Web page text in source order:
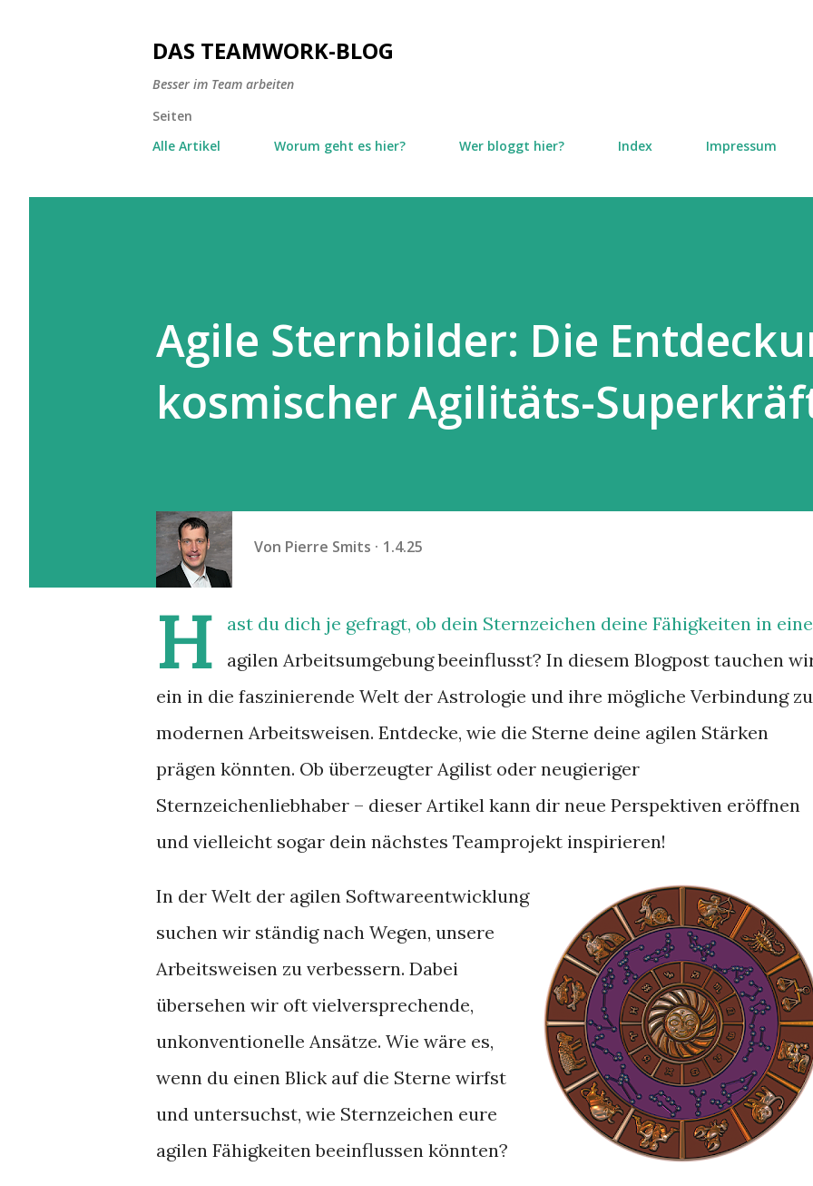
DAS TEAMWORK-BLOG
Besser im Team arbeiten
Seiten
Alle Artikel
Worum geht es hier? Wer bloggt hier? Index Impressum
Agile Sternbilder: Die
kosmischer Agilitäts-
Von Pierre Smits 1.4.25
H
ast du dich je gefragt, ob dein Sternzeichen deine Fähigkeiten in
agilen Arbeitsumgebung beeinflusst? In diesem Blogpost tauchen
ein in die faszinierende Welt der Astrologie und ihre mögliche Verbindung zu
modernen Arbeitsweisen. Entdecke, wie die Sterne deine agilen Stärken
prägen könnten. Ob überzeugter Agilist oder neugieriger
Sternzeichenliebhaber – dieser Artikel kann dir neue Perspektiven eröffnen
und vielleicht sogar dein nächstes Teamprojekt inspirieren!
In der Welt der agilen Softwareentwicklung
suchen wir ständig nach Wegen, unsere
Arbeitsweisen zu verbessern. Dabei
übersehen wir oft vielversprechende,
unkonventionelle Ansätze. Wie wäre es,
wenn du einen Blick auf die Sterne wirfst
und untersuchst, wie Sternzeichen eure
agilen Fähigkeiten beeinflussen könnten?